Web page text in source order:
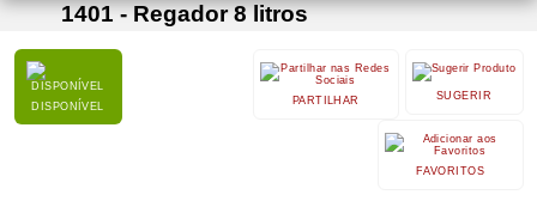
1401 - Regador 8 litros
DISPONÍVEL
SUGERIR
PARTILHAR
FAVORITOS